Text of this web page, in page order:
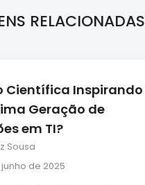
RELACIONADAS
Científica Inspirando
Geração de
em TI?
Sousa
de 2025